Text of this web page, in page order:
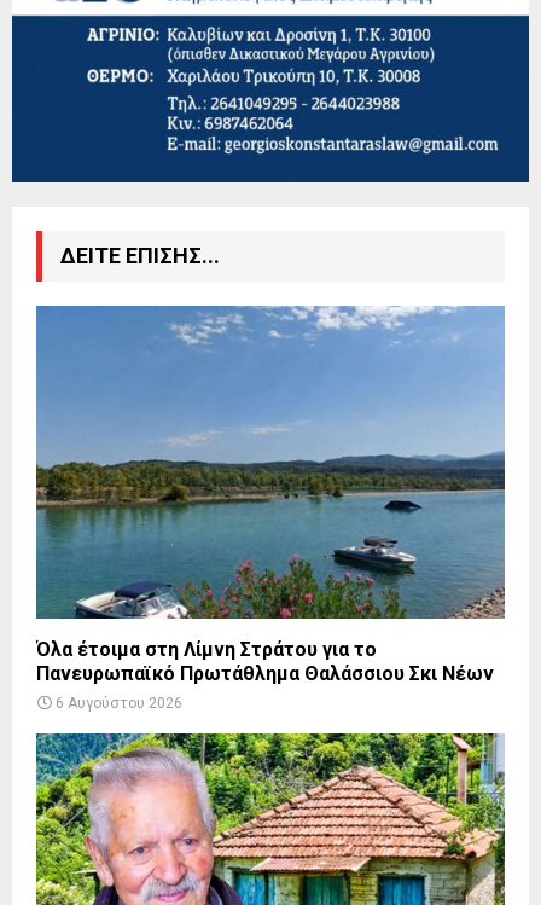
ΔΕΙΤΕ ΕΠΙΣΗΣ...
Όλα έτοιμα στη Λίμνη Στράτου για το
Πανευρωπαϊκό Πρωτάθλημα Θαλάσσιου Σκι Νέων
6 Αυγούστου 2026